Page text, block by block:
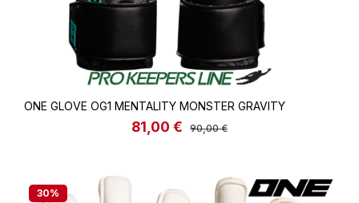
ONE GLOVE OG1 MENTALITY MONSTER GRAVITY
Verkaufspreis:
81,00 € Regulärer Preis:
90,00 €
30%